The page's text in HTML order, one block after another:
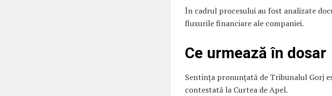
În cadrul procesului au fost analizate
fluxurile financiare ale companiei.
Ce urmează în dosar
Sentința pronunțată de Tribunalul Gorj
contestată la Curtea de Apel.